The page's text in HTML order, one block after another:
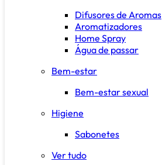
Difusores de Aromas
Aromatizadores
Home Spray
Água de passar
Bem-estar
Bem-estar sexual
Higiene
Sabonetes
Ver tudo